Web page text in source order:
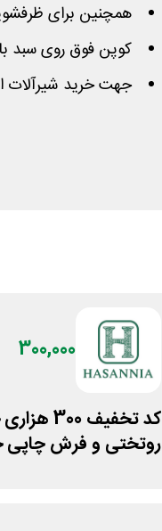
همچنین برای
کوپن فوق روی سبد بالای 700 هزار تومان
جهت خرید شیرآلات
300,000
کد تخفیف
روتختی و فرش چاپی